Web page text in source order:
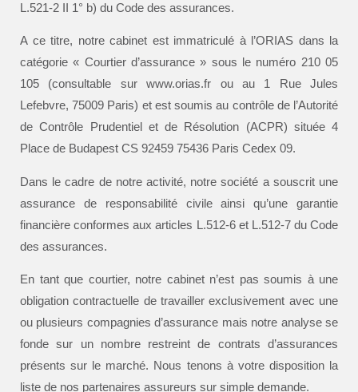
L.521-2 II 1° b) du Code des assurances.
A ce titre, notre cabinet est immatriculé à l’ORIAS dans la
catégorie « Courtier d’assurance » sous le numéro 210 05
105 (consultable sur www.orias.fr ou au 1 Rue Jules
Lefebvre, 75009 Paris) et est soumis au contrôle de l’Autorité
de Contrôle Prudentiel et de Résolution (ACPR) située 4
Place de Budapest CS 92459 75436 Paris Cedex 09.
Dans le cadre de notre activité, notre société a souscrit une
assurance de responsabilité civile ainsi qu’une garantie
financière conformes aux articles L.512-6 et L.512-7 du Code
des assurances.
En tant que courtier, notre cabinet n’est pas soumis à une
obligation contractuelle de travailler exclusivement avec une
ou plusieurs compagnies d’assurance mais notre analyse se
fonde sur un nombre restreint de contrats d’assurances
présents sur le marché. Nous tenons à votre disposition la
liste de nos partenaires assureurs sur simple demande.